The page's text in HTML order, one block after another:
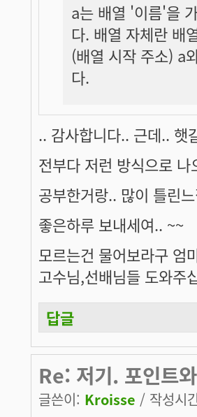
a는 배열 '이름'을
다. 배열 자체란 배
(배열 시작 주소) a
다.
.. 감사합니다.. 근데.. 햇
전부다 저런 방식으로
공부한거랑.. 많이 틀린
좋은하루 보내세여.. ~~
모르는건 물어보라구 엄
고수님,선배님들 도와주
답글
Re: 저기. 포인트
글쓴이: Kroisse / 작성시